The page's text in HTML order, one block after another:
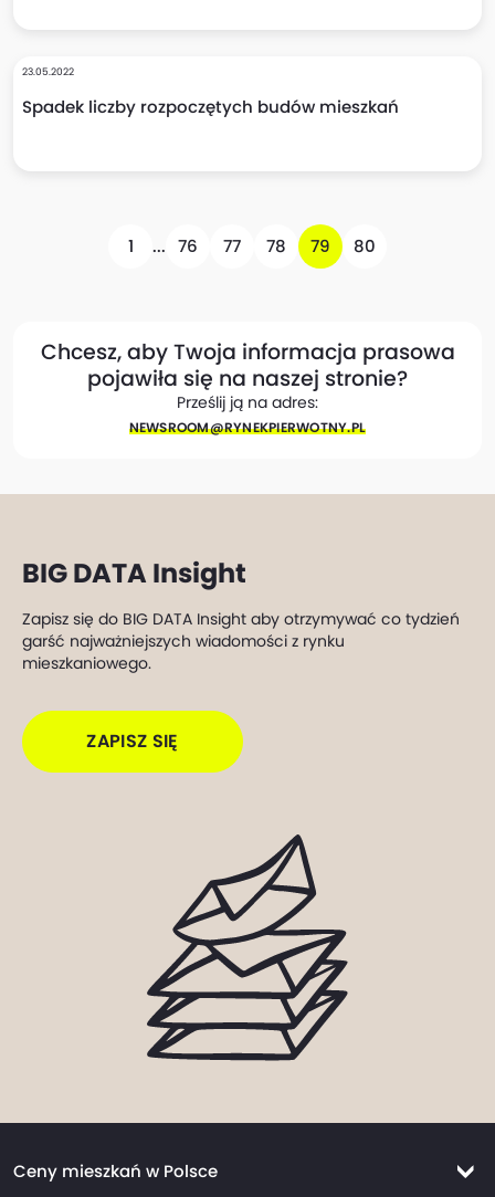
23.05.2022
Spadek liczby rozpoczętych budów mieszkań
1 ... 76 77 78 79 80
Chcesz, aby Twoja informacja prasowa
pojawiła się na naszej stronie?
Prześlij ją na adres:
NEWSROOM@​RYNEKPIERWOTNY.PL
BIG DATA Insight
Zapisz się do BIG DATA Insight aby otrzymywać co tydzień
garść najważniejszych wiadomości z rynku
mieszkaniowego.
ZAPISZ SIĘ
Ceny mieszkań w Polsce